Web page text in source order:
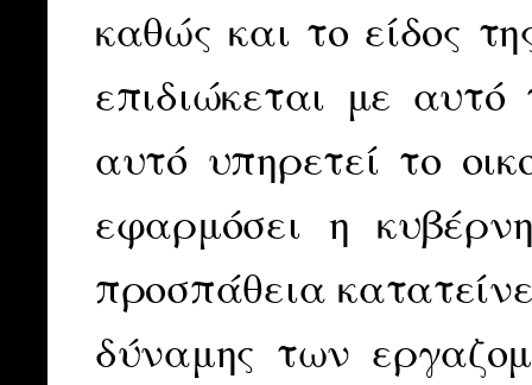
καθώς και το είδος
επιδιώκεται με
αυτό υπηρετεί το
εφαρμόσει η
προσπάθεια
δύναμης των